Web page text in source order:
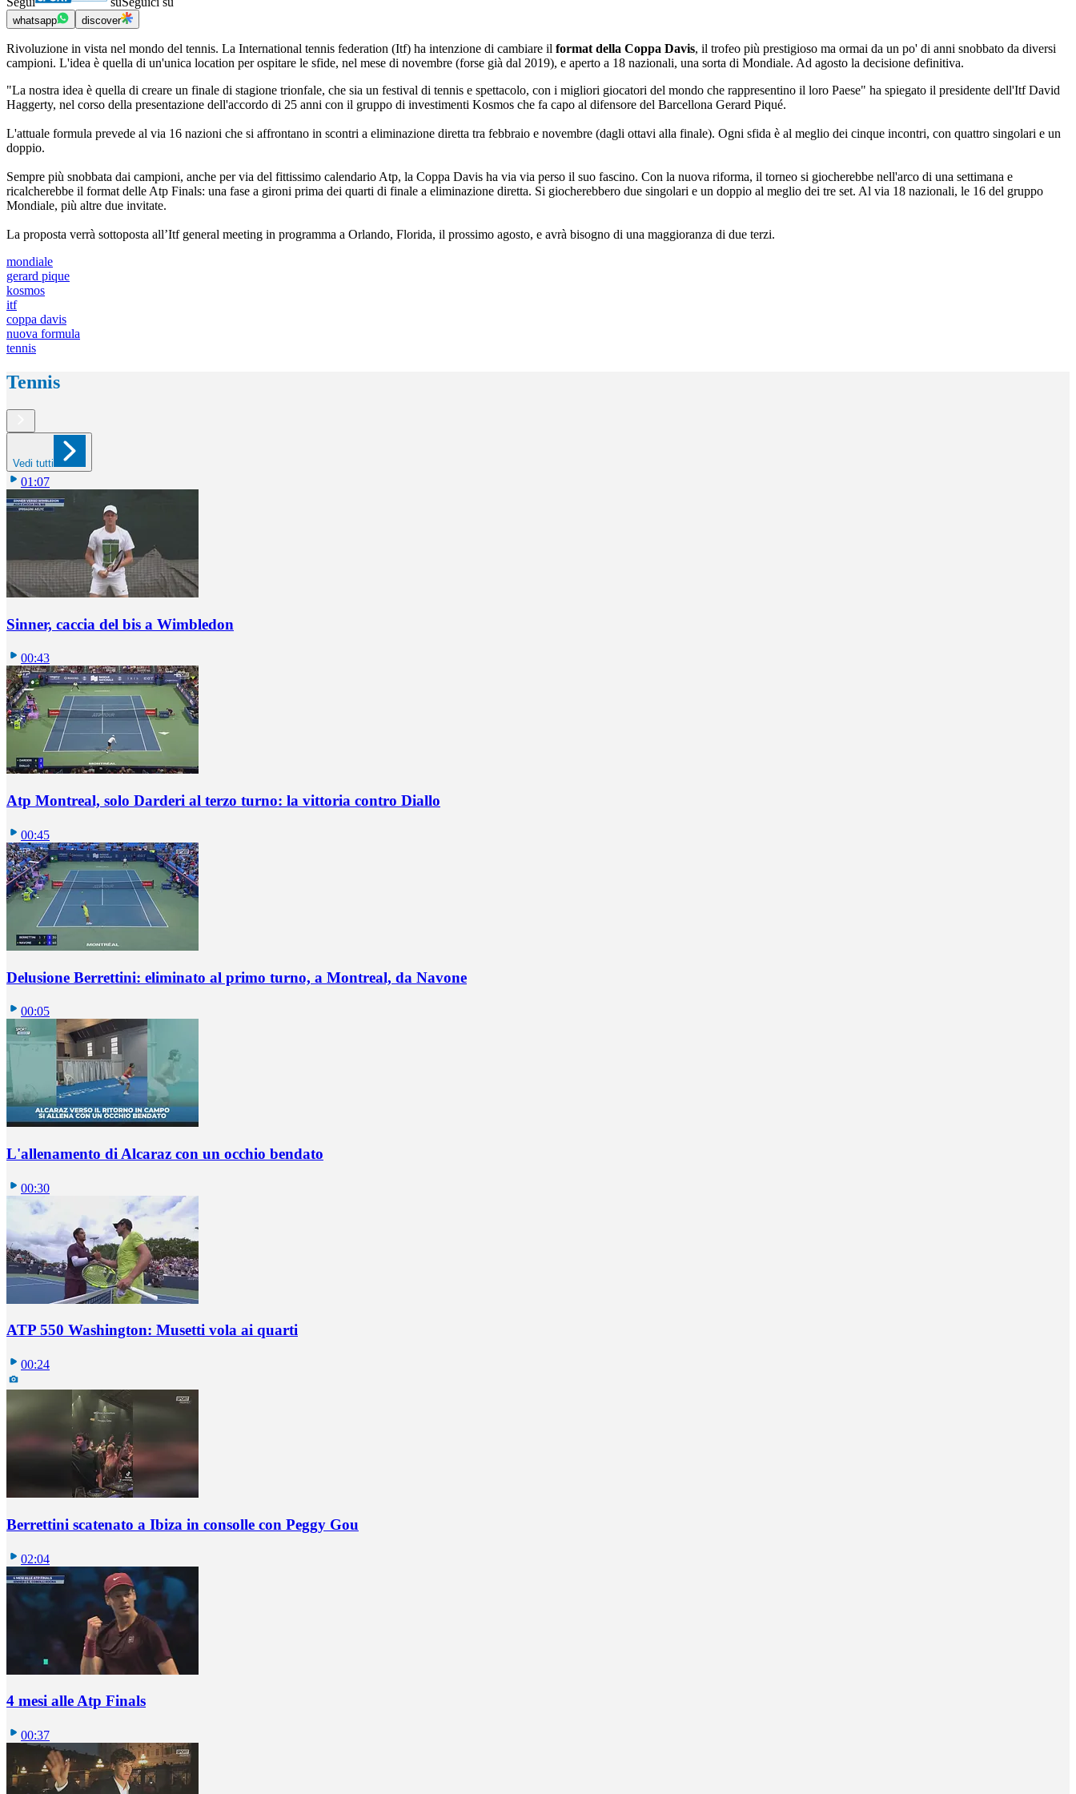
whatsapp discover
Rivoluzione in vista nel mondo del tennis. La International tennis federation (Itf) ha intenzione di cambiare il format della Coppa Davis, il trofeo più prestigioso ma ormai da un po' di anni snobbato da diversi
campioni. L'idea è quella di un'unica location per ospitare le sfide, nel mese di novembre (forse già dal 2019), e aperto a 18 nazionali, una sorta di Mondiale. Ad agosto la decisione definitiva.
"La nostra idea è quella di creare un finale di stagione trionfale, che sia un festival di tennis e spettacolo, con i migliori giocatori del mondo che rappresentino il loro Paese" ha spiegato il presidente dell'Itf David
Haggerty, nel corso della presentazione dell'accordo di 25 anni con il gruppo di investimenti Kosmos che fa capo al difensore del Barcellona Gerard Piqué.
L'attuale formula prevede al via 16 nazioni che si affrontano in scontri a eliminazione diretta tra febbraio e novembre (dagli ottavi alla finale). Ogni sfida è al meglio dei cinque incontri, con quattro singolari e un
doppio.
Sempre più snobbata dai campioni, anche per via del fittissimo calendario Atp, la Coppa Davis ha via via perso il suo fascino. Con la nuova riforma, il torneo si giocherebbe nell'arco di una settimana e
ricalcherebbe il format delle Atp Finals: una fase a gironi prima dei quarti di finale a eliminazione diretta. Si giocherebbero due singolari e un doppio al meglio dei tre set. Al via 18 nazionali, le 16 del gruppo
Mondiale, più altre due invitate.
La proposta verrà sottoposta all’Itf general meeting in programma a Orlando, Florida, il prossimo agosto, e avrà bisogno di una maggioranza di due terzi.
mondiale
gerard pique
kosmos
itf
coppa davis
nuova formula
tennis
Tennis
Vedi tutti
01:07
Sinner, caccia del bis a Wimbledon
00:43
Atp Montreal, solo Darderi al terzo turno: la vittoria contro Diallo
00:45
Delusione Berrettini: eliminato al primo turno, a Montreal, da Navone
00:05
L'allenamento di Alcaraz con un occhio bendato
00:30
ATP 550 Washington: Musetti vola ai quarti
00:24
Berrettini scatenato a Ibiza in consolle con Peggy Gou
02:04
4 mesi alle Atp Finals
00:37